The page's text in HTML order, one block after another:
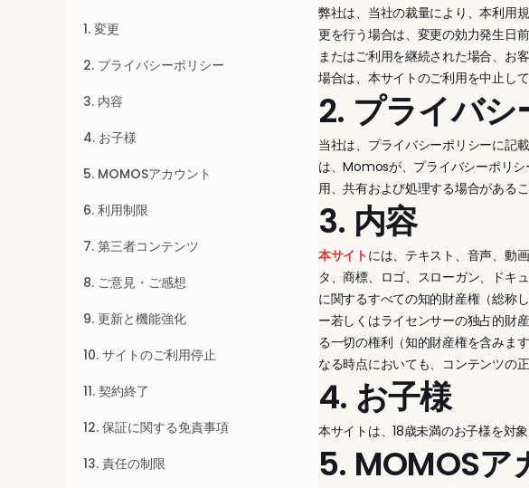
1. 変更
2. プライバシーポリシー
3. 内容
4. お子様
5. MOMOSアカウント
6. 利用制限
7. 第三者コンテンツ
8. ご意見・ご感想
9. 更新と機能強化
10. サイトのご利用停止
11. 契約終了
12. 保証に関する免責事項
13. 責任の制限
弊社は、当社の裁量により、本利用
更を行う場合は、変更の効力発生日
またはご利用を継続された場合、お
場合は、本サイトのご利用を中止して
2. プライバ
当社は、プライバシーポリシーに記
は、Momosが、プライバシーポリ
用、共有および処理する場合がある
3. 内容
本サイトには、テキスト、音声、動
タ、商標、ロゴ、スローガン、ドキ
に関するすべての知的財産権（総称
ー若しくはライセンサーの独占的財
る一切の権利（知的財産権を含みま
なる時点においても、コンテンツの
4. お子様
本サイトは、18歳未満のお子様を対
5. MOMOSア